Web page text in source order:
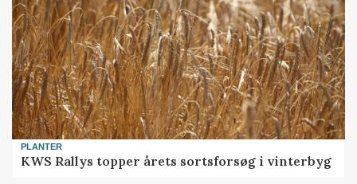
PLANTER
KWS Rallys topper årets sortsforsøg i vinterbyg